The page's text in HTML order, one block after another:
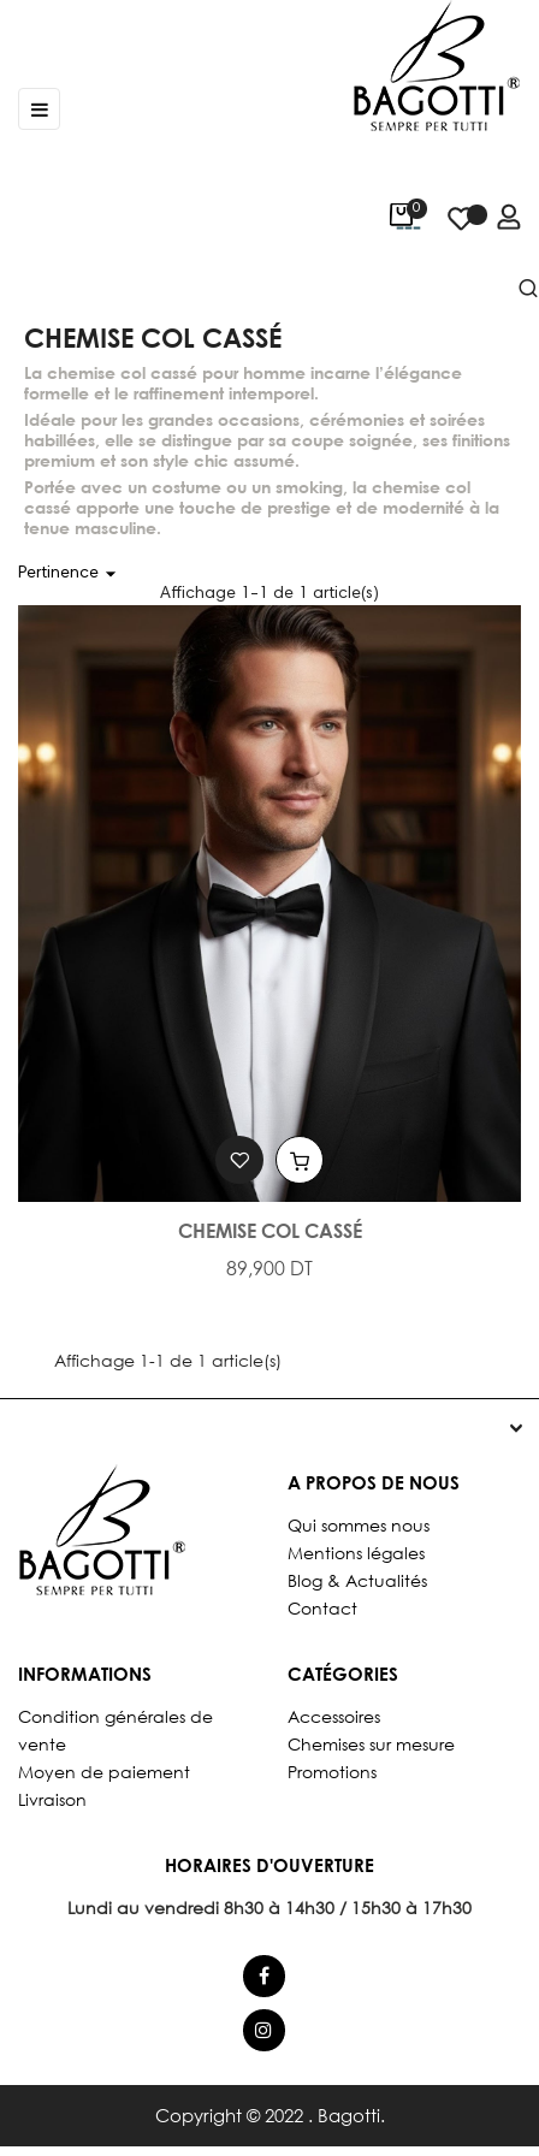
Basculer
la
☰
0
CHEMISE COL CASSÉ
La chemise col cassé pour homme incarne l’élégance
formelle et le raffinement intemporel.
Idéale pour les grandes occasions, cérémonies et soirées
habillées, elle se distingue par sa coupe soignée, ses finitions
premium et son style chic assumé.
Portée avec un costume ou un smoking, la chemise col
cassé apporte une touche de prestige et de modernité à la
tenue masculine.
Pertinence 
Affichage 1-1 de 1 article(s)
CHEMISE COL CASSÉ
89,900 DT
Affichage 1-1 de 1 article(s)


A PROPOS DE NOUS
Qui sommes nous
Mentions légales
Blog & Actualités
Contact
INFORMATIONS
Condition générales de
vente
Moyen de paiement
Livraison
CATÉGORIES
Accessoires
Chemises sur mesure
Promotions
HORAIRES D'OUVERTURE
Lundi au vendredi 8h30 à 14h30 / 15h30 à 17h30
Copyright © 2022 . Bagotti.